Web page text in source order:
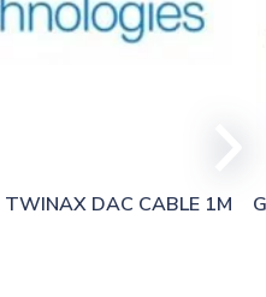
TWINAX DAC CABLE 1M